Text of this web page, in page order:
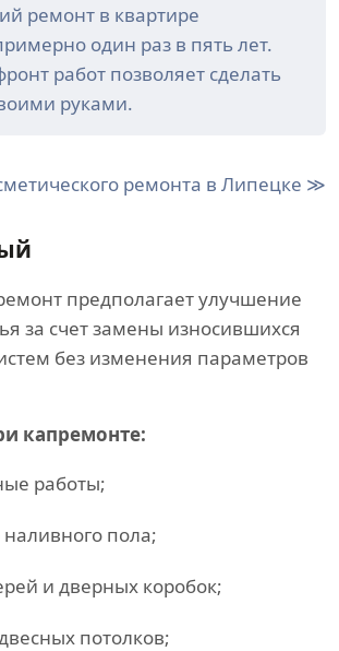
ремонт в квартире
один раз в пять лет.
работ позволяет сделать
руками.
ремонта в Липецке ≫
предполагает улучшение
за счет замены износившихся
без изменения параметров
капремонте:
работы;
наливного пола;
и дверных коробок;
потолков;